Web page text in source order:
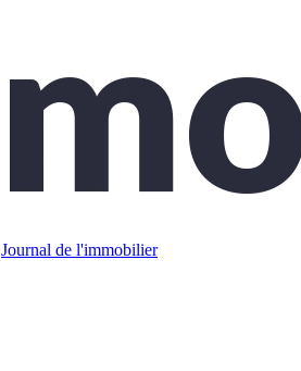
Journal de l'immobilier